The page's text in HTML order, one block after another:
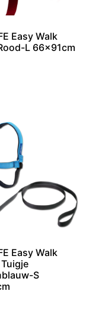
Easy Walk
L 66x91cm
Easy Walk
S